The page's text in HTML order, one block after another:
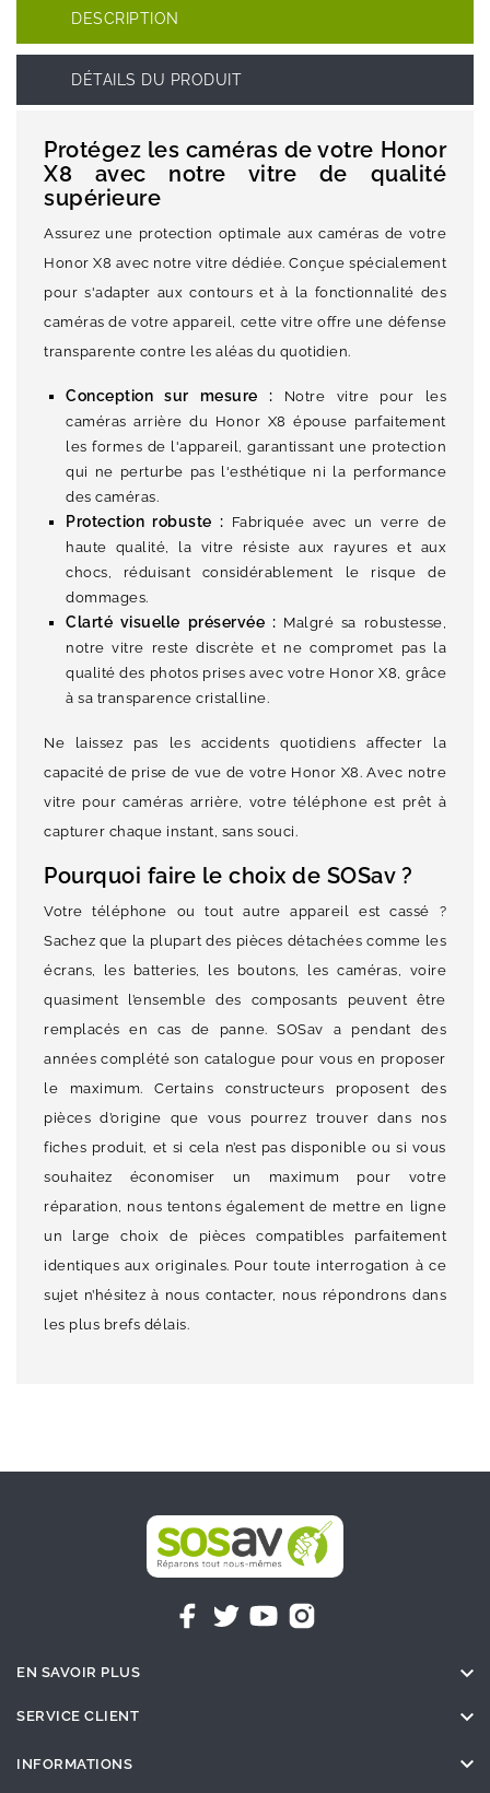
DESCRIPTION
DÉTAILS DU PRODUIT
Protégez les caméras de votre Honor
X8 avec notre vitre de qualité
supérieure
Assurez une protection optimale aux caméras de votre
Honor X8 avec notre vitre dédiée. Conçue spécialement
pour s'adapter aux contours et à la fonctionnalité des
caméras de votre appareil, cette vitre offre une défense
transparente contre les aléas du quotidien.
Conception sur mesure : Notre vitre pour les
caméras arrière du Honor X8 épouse parfaitement
les formes de l'appareil, garantissant une protection
qui ne perturbe pas l'esthétique ni la performance
des caméras.
Protection robuste : Fabriquée avec un verre de
haute qualité, la vitre résiste aux rayures et aux
chocs, réduisant considérablement le risque de
dommages.
Clarté visuelle préservée : Malgré sa robustesse,
notre vitre reste discrète et ne compromet pas la
qualité des photos prises avec votre Honor X8, grâce
à sa transparence cristalline.
Ne laissez pas les accidents quotidiens affecter la
capacité de prise de vue de votre Honor X8. Avec notre
vitre pour caméras arrière, votre téléphone est prêt à
capturer chaque instant, sans souci.
Pourquoi faire le choix de SOSav ?
Votre téléphone ou tout autre appareil est cassé ?
Sachez que la plupart des pièces détachées comme les
écrans, les batteries, les boutons, les caméras, voire
quasiment l’ensemble des composants peuvent être
remplacés en cas de panne. SOSav a pendant des
années complété son catalogue pour vous en proposer
le maximum. Certains constructeurs proposent des
pièces d’origine que vous pourrez trouver dans nos
fiches produit, et si cela n’est pas disponible ou si vous
souhaitez économiser un maximum pour votre
réparation, nous tentons également de mettre en ligne
un large choix de pièces compatibles parfaitement
identiques aux originales. Pour toute interrogation à ce
sujet n’hésitez à nous contacter, nous répondrons dans
les plus brefs délais.
EN SAVOIR PLUS 
SERVICE CLIENT 
INFORMATIONS 